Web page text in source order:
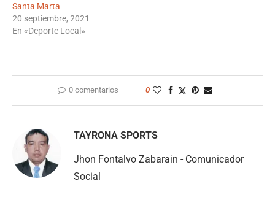
Santa Marta
20 septiembre, 2021
En «Deporte Local»
0 comentarios 0
TAYRONA SPORTS
Jhon Fontalvo Zabarain - Comunicador
Social